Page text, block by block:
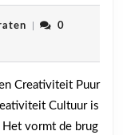
cdenvhoogstraten
0
Creativiteit Puur
Cultuur is
vormt de brug